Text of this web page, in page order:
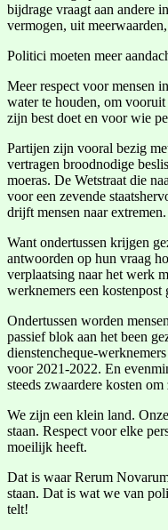
bijdrage vraagt aan andere
vermogen, uit
Politici moeten meer
Meer respect voor mensen
water te houden, om
zijn best doet en voor wie
Partijen zijn vooral bezig
vertragen broodnodige
moeras. De Wetstraat die
voor een zevende
drijft mensen naar extremen.
Want ondertussen krijgen
antwoorden op hun vraag
verplaatsing naar het werk
werknemers een kostenpost
Ondertussen worden
passief blok aan het been
dienstencheque-
voor 2021-2022. En
steeds zwaardere kosten
We zijn een klein land.
staan. Respect voor elke
moeilijk heeft.
Dat is waar Rerum
staan. Dat is wat we van
telt!